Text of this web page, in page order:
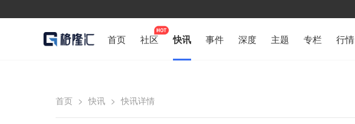
首页 社区 快讯 事件 深度 主题 专栏 行情
首页 > 快讯 > 快讯详情